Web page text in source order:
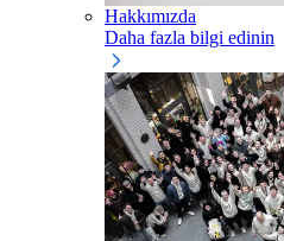
Hakkımızda
Daha fazla bilgi edinin